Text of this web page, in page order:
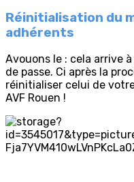
Réinitialisation du
adhérents
Avouons le : cela arrive
de passe. Ci après la
réinitialiser celui de
AVF Rouen !